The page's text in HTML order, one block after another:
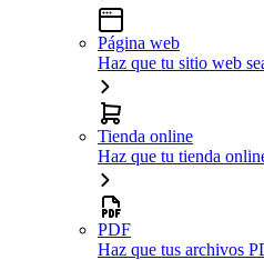
Página web
Haz que tu sitio web
Tienda online
Haz que tu tienda
PDF
Haz que tus archivos